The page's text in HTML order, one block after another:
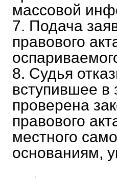
массовой
7. Подача
правового
8. Судья
вступившее в
проверена
правового
местного
основаниям,